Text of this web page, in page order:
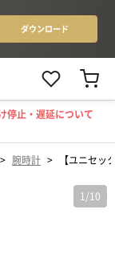
停止・遅延について
> 腕時計 > 【ユニセ
1 /10